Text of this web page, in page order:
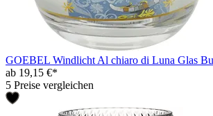
GOEBEL Windlicht Al chiaro di Luna Glas
ab 19,15 €*
5 Preise vergleichen